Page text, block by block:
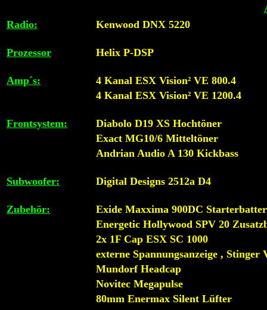
Radio:
Kenwood DNX 5220
Prozessor Helix P-DSP
Amp´s:
4 Kanal ESX Vision² VE 800.4
4 Kanal ESX Vision² VE 1200.4
Frontsystem:
Diabolo D19 XS Hochtöner
Exact MG10/6 Mitteltöner
Andrian Audio A 130 Kickbass
Subwoofer: Digital Designs 2512a D4
Zubehör:
Exide Maxxima 900DC
Energetic Hollywood SPV 20
2x 1F Cap ESX SC 1000
externe Spannungsanzeige , Stinger
Mundorf Headcap
Novitec Megapulse
80mm Enermax Silent Lüfter